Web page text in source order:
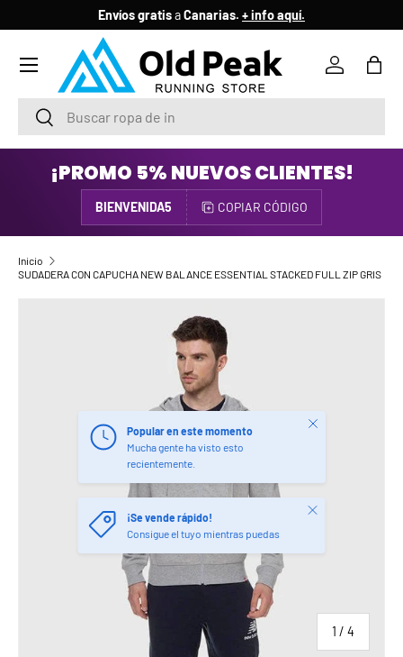
IR AL CONTENIDO
Envíos gratisaCanarias. + info aquí.
BuscarBuscar
Iniciar
Menú
¡PROMO 5% NUEVOS CLIENTES!
BIENVENIDA5 COPIAR CÓDIGO
Inicio
SUDADERA CON CAPUCHA NEW BALANCE ESSENTIAL STACKED FULL ZIP GRIS
IR DIRECTAMENTE A LA INFORMACIÓN DEL PRODUCTO
1 / de
4
Popular en este momento
Mucha gente ha visto esto
recientemente.
Cerrar
¡Se vende rápido!
Consigue el tuyo mientras puedas
Cerrar